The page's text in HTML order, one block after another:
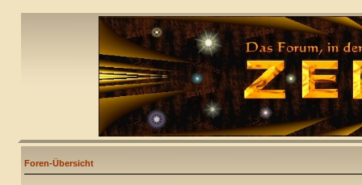
Foren-Übersicht